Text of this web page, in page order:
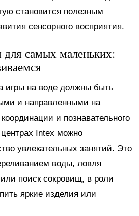
становится полезным
сенсорного восприятия.
для самых маленьких:
игры на воде должны быть
и направленными на
и познавательного
Intex можно
увлекательных занятий. Это
воды, ловля
поиск сокровищ, в роли
яркие изделия или